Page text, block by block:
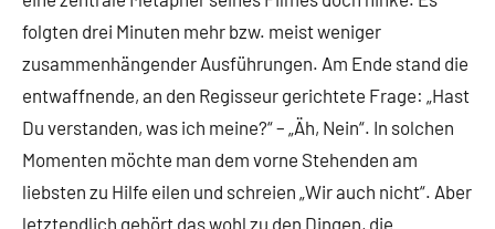
folgten drei Minuten mehr bzw. meist weniger
zusammenhängender Ausführungen. Am Ende stand die
entwaffnende, an den Regisseur gerichtete Frage: „Hast
Du verstanden, was ich meine?“ – „Äh, Nein“. In solchen
Momenten möchte man dem vorne Stehenden am
liebsten zu Hilfe eilen und schreien „Wir auch nicht“. Aber
letztendlich gehört das wohl zu den Dingen, die